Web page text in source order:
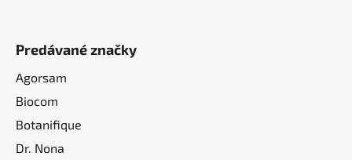
Predávané značky
Agorsam
Biocom
Botanifique
Dr. Nona